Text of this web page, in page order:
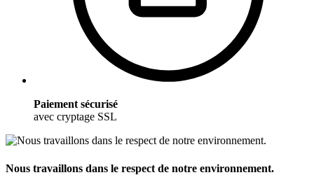
Paiement sécurisé
avec cryptage SSL
Nous travaillons dans le respect de notre environnement.